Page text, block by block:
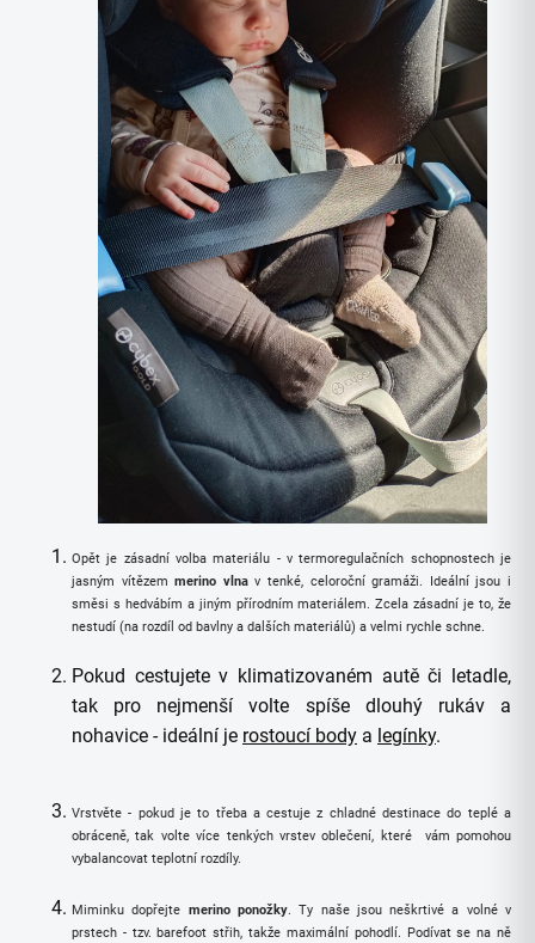
Opět je zásadní volba materiálu - v termoregulačních schopnostech je
jasným vítězemmerino vlnav tenké, celoroční gramáži. Ideální jsou i
směsi s hedvábím a jiným přírodním materiálem. Zcela zásadní je to, že
nestudí (na rozdíl od bavlny a dalších materiálů) a velmi rychle schne.
Pokud cestujete v klimatizovaném autě či letadle,
tak pro nejmenší volte spíše dlouhý rukáv a
nohavice - ideální je rostoucí body a legínky.
Vrstvěte - pokud je to třeba a cestuje z chladné destinace do teplé a
obráceně, tak volte více tenkých vrstev oblečení, které vám pomohou
vybalancovat teplotní rozdíly.
Miminku dopřejte merino ponožky. Ty naše jsou neškrtivé a volné v
prstech - tzv. barefoot střih, takže maximální pohodlí. Podívat se na ně